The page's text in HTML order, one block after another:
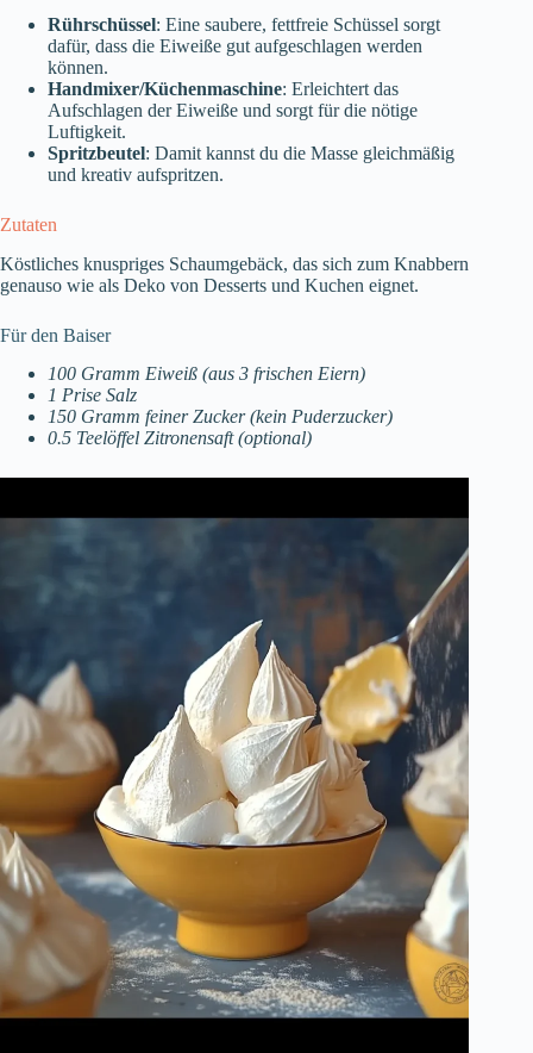
Rührschüssel: Eine saubere, fettfreie Schüssel sorgt
dafür, dass die Eiweiße gut aufgeschlagen werden
können.
Handmixer/Küchenmaschine: Erleichtert das
Aufschlagen der Eiweiße und sorgt für die nötige
Luftigkeit.
Spritzbeutel: Damit kannst du die Masse gleichmäßig
und kreativ aufspritzen.
Zutaten
Köstliches knuspriges Schaumgebäck, das sich zum Knabbern
genauso wie als Deko von Desserts und Kuchen eignet.
Für den Baiser
100 Gramm Eiweiß (aus 3 frischen Eiern)
1 Prise Salz
150 Gramm feiner Zucker (kein Puderzucker)
0.5 Teelöffel Zitronensaft (optional)